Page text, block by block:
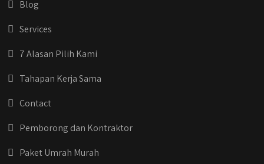
Blog
Services
7 Alasan Pilih Kami
Tahapan Kerja Sama
Contact
Pemborong dan Kontraktor
Paket Umrah Murah